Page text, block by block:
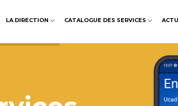
LA DIRECTION CATALOGUE DES SERVICES